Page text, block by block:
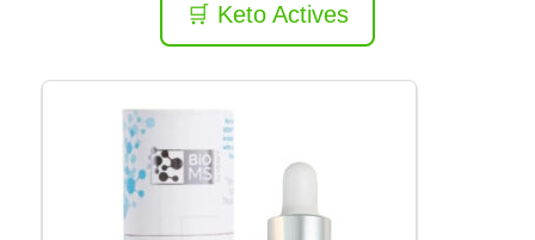
🛒 Keto Actives